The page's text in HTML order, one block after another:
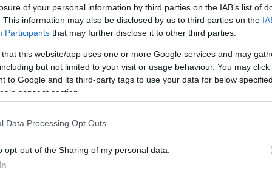
of your personal information by third parties on the IAB’s list of
This information may also be disclosed by us to third parties on the
Participants that may further disclose it to other third parties.
that this website/app uses one or more Google services and may
but not limited to your visit or usage behaviour. You may
to Google and its third-party tags to use your data for below
consent section.
Data Processing Opt Outs
opt-out of the Sharing of my personal data.
a focimeccsen szurkoló szerzetest?- Szurkoló
ki a kedvenc játékosa?- Pap(p) Kristóf.Kicsit
megfázni +36 fokos hőségben, és minden
csak a posztírással nem. A poszt elején
lődd be a kipattanót »